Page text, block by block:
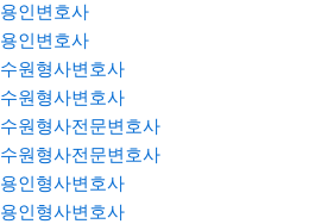
용인변호사
용인변호사
수원형사변호사
수원형사변호사
수원형사전문변호사
수원형사전문변호사
용인형사변호사
용인형사변호사